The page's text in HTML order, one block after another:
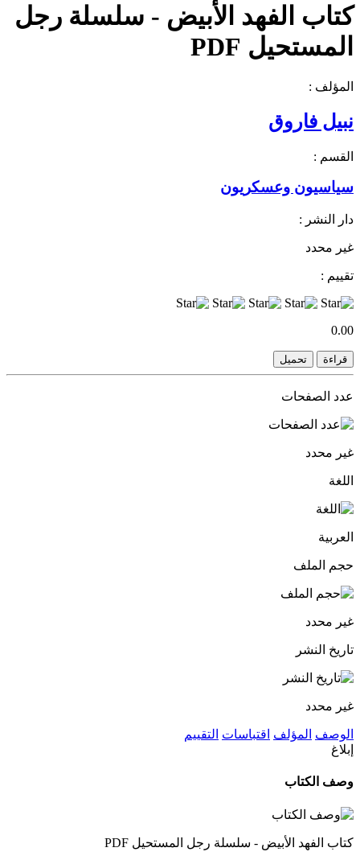
كتاب الفهد الأبيض - سلسلة رجل
المستحيل PDF
المؤلف :
نبيل فاروق
القسم :
سياسيون وعسكريون
دار النشر :
غير محدد
تقييم :
0.00
قراءة تحميل
عدد الصفحات
غير محدد
اللغة
العربية
حجم الملف
غير محدد
تاريخ النشر
غير محدد
الوصف المؤلف اقتباسات التقييم
إبلاغ
وصف الكتاب
كتاب الفهد الأبيض - سلسلة رجل المستحيل PDF